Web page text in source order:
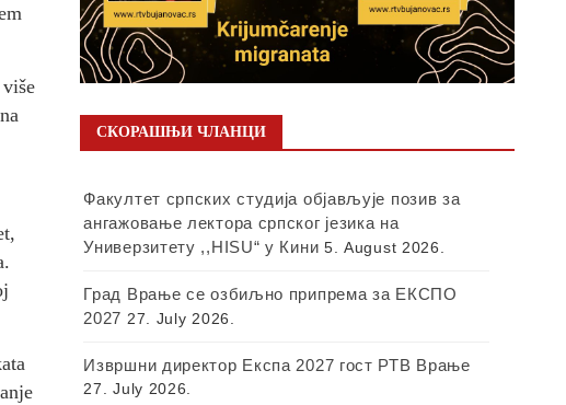
СКОРАШЊИ ЧЛАНЦИ
Факултет српских студија објављује позив за
ангажовање лектора српског језика на
Универзитету ,,HISU“ у Кини 5. August 2026.
Град Врање се озбиљно припрема за ЕКСПО
2027 27. July 2026.
Извршни директор Експа 2027 гост РТВ Врање
27. July 2026.